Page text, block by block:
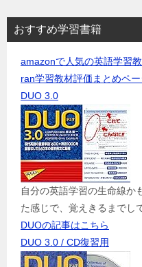
おすすめ学習書籍
amazonで人気の英語学習
ran学習教材評価まとめペー
DUO 3.0
自分の英語学習の生命線か
た感じで、覚えきるまでし
DUOの記事はこちら
DUO 3.0 / CD復習用